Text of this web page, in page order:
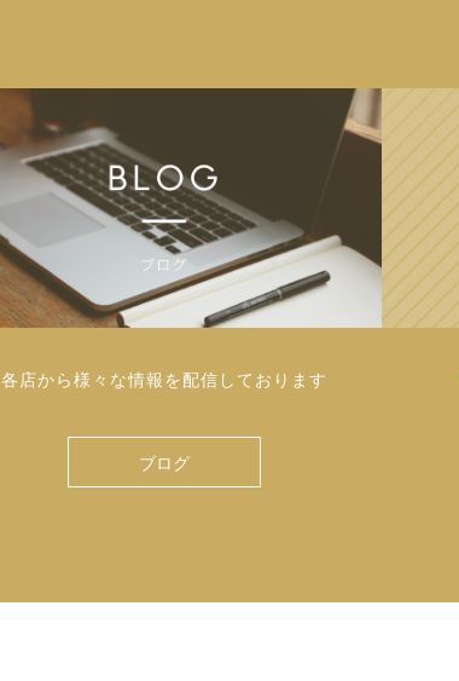
各店から様々な情報を配信しております
ブログ